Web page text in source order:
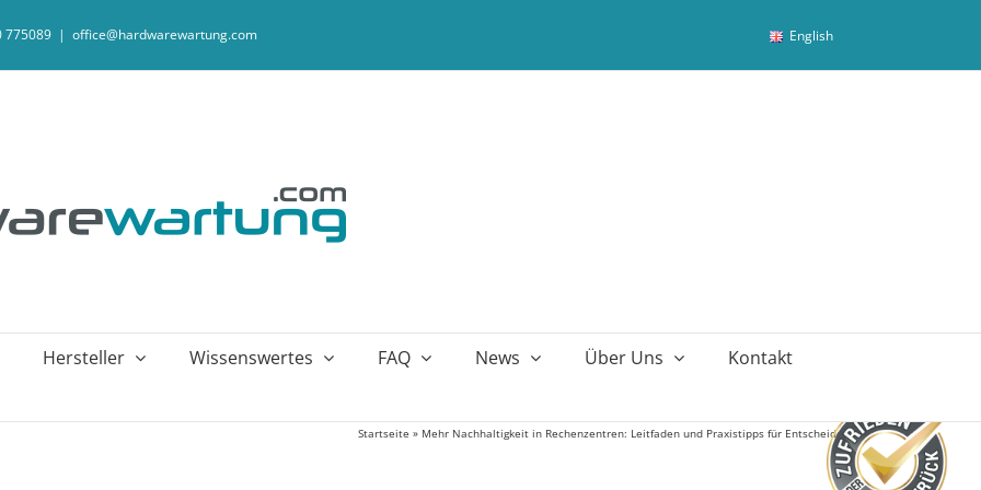
775089 | office@hardwarewartung.com English
Hersteller Wissenswertes FAQ News Über Uns Kontakt
Startseite » Mehr Nachhaltigkeit in Rechenzentren: Leitfaden und Praxistipps für Entscheider